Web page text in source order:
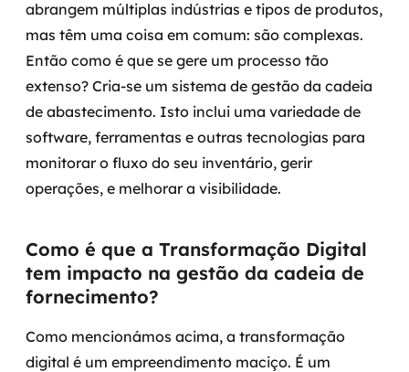
MSS
Consultoria de segurança
Simulação de Phishing
Segurança de aplicações e Cloud
abrangem múltiplas indústrias e tipos de produtos,
mas têm uma coisa em comum: são complexas.
Então como é que se gere um processo tão
extenso? Cria-se um sistema de gestão da cadeia
de abastecimento. Isto inclui uma variedade de
software, ferramentas e outras tecnologias para
monitorar o fluxo do seu inventário, gerir
operações, e melhorar a visibilidade.
Como é que a Transformação Digital
tem impacto na gestão da cadeia de
fornecimento?
Como mencionámos acima, a transformação
digital é um empreendimento maciço. É um